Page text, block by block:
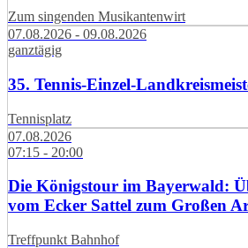
Zum singenden Musikantenwirt
07.08.2026 - 09.08.2026
ganztägig
35. Tennis-Einzel-
Tennisplatz
07.08.2026
07:15 - 20:00
Die Königstour im Bayerwald:
vom Ecker Sattel zum Großen
Treffpunkt Bahnhof